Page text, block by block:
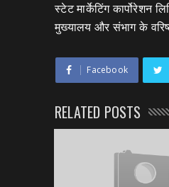
स्टेट मार्केटिंग कार्पोरेशन
मुख्यालय और संभाग के
Facebook
RELATED POSTS